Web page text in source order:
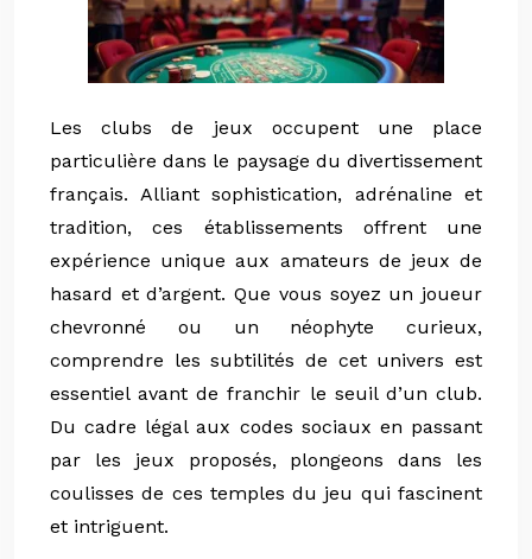
Les clubs de jeux occupent une place
particulière dans le paysage du divertissement
français. Alliant sophistication, adrénaline et
tradition, ces établissements offrent une
expérience unique aux amateurs de jeux de
hasard et d’argent. Que vous soyez un joueur
chevronné ou un néophyte curieux,
comprendre les subtilités de cet univers est
essentiel avant de franchir le seuil d’un club.
Du cadre légal aux codes sociaux en passant
par les jeux proposés, plongeons dans les
coulisses de ces temples du jeu qui fascinent
et intriguent.